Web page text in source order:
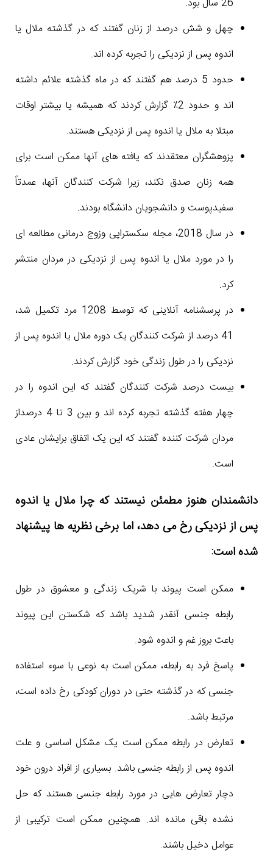
چهل و شش درصد از زنان گفتند که در گذشته ملال یا
اندوه پس از نزدیکی را تجربه کرده اند.
حدود 5 درصد هم گفتند که در ماه گذشته علائم داشته
اند و حدود 2٪ گزارش کردند که همیشه یا بیشتر اوقات
مبتلا به ملال یا اندوه پس از نزدیکی هستند.
پزوهشگران معتقدند که یافته های آنها ممکن است برای
همه زنان صدق نکند، زیرا شرکت کنندگان آنها، عمدتاً
سفیدپوست و دانشجویان دانشگاه بودند.
در سال 2018، مجله سکستراپی وزوج درمانی مطالعه ای
را در مورد ملال یا اندوه پس از نزدیکی در مردان منتشر
کرد.
در پرسشنامه آنلاینی که توسط 1208 مرد تکمیل شد،
41 درصد از شرکت کنندگان یک دوره ملال یا اندوه پس از
نزدیکی را در طول زندگی خود گزارش کردند.
بیست درصد شرکت کنندگان گفتند که این اندوه را در
چهار هفته گذشته تجربه کرده اند و بین 3 تا 4 درصداز
مردان شرکت کننده گفتند که این یک اتفاق برایشان عادی
است.
دانشمندان هنوز مطمئن نیستند که چرا ملال یا اندوه
پس از نزدیکی رخ می دهد، اما برخی نظریه ها پیشنهاد
شده است:
ممکن است پیوند با شریک زندگی و معشوق در طول
رابطه جنسی آنقدر شدید باشد که شکستن این پیوند
باعث بروز غم و اندوه شود.
پاسخ فرد به رابطه، ممکن است به نوعی با سوء استفاده
جنسی که در گذشته حتی در دوران کودکی رخ داده است،
مرتبط باشد.
تعارض در رابطه ممکن است یک مشکل اساسی و علت
اندوه پس از رابطه جنسی باشد. بسیاری از افراد درون خود
دچار تعارض هایی در مورد رابطه جنسی هستند که حل
نشده باقی مانده اند. همچنین ممکن است ترکیبی از
عوامل دخیل باشند.